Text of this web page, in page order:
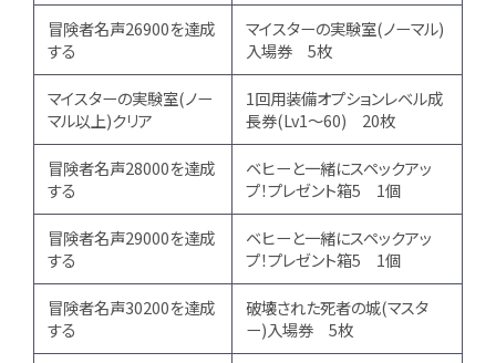
冒険者名声26900を達成
する
マイスターの実験室(ノーマル)
入場券 5枚
マイスターの実験室(ノー
マル以上)クリア
1回用装備オプションレベル成
長券(Lv1～60) 20枚
冒険者名声28000を達成
する
ベヒーと一緒にスペックアッ
プ！プレゼント箱5 1個
冒険者名声29000を達成
する
ベヒーと一緒にスペックアッ
プ！プレゼント箱5 1個
冒険者名声30200を達成
する
破壊された死者の城(マスタ
ー)入場券 5枚